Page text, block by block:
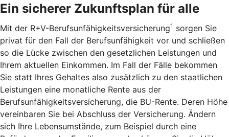
Ein sicherer Zukunftsplan für alle
Mit der R+V-Berufsunfähigkeitsversicherung1 sorgen Sie
privat für den Fall der Berufsunfähigkeit vor und schließen
so die Lücke zwischen den gesetzlichen Leistungen und
Ihrem aktuellen Einkommen. Im Fall der Fälle bekommen
Sie statt Ihres Gehaltes also zusätzlich zu den staatlichen
Leistungen eine monatliche Rente aus der
Berufsunfähigkeitsversicherung, die BU-Rente. Deren Höhe
vereinbaren Sie bei Abschluss der Versicherung. Ändern
sich Ihre Lebensumstände, zum Beispiel durch eine